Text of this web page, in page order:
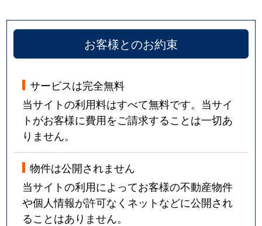
お客様とのお約束
サービスは完全無料
当サイトの利用料はすべて無料です。当サイ
トがお客様に費用をご請求することは一切あ
りません。
物件は公開されません
当サイトの利用によってお客様の不動産物件
や個人情報が許可なくネットなどに公開され
ることはありません。